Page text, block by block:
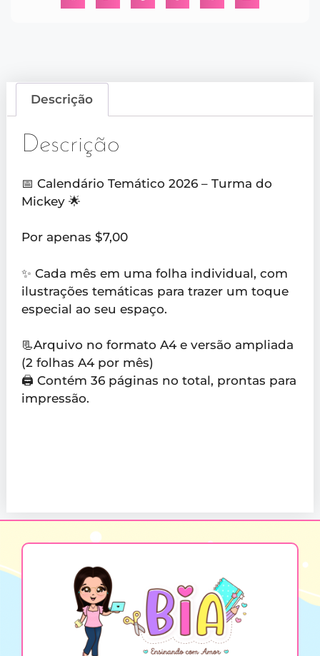
Descrição
Descrição
📅 Calendário Temático 2026 – Turma do
Mickey 🌟
Por apenas $7,00
✨ Cada mês em uma folha individual, com
ilustrações temáticas para trazer um toque
especial ao seu espaço.
📃Arquivo no formato A4 e versão ampliada
(2 folhas A4 por mês)
🖨️ Contém 36 páginas no total, prontas para
impressão.